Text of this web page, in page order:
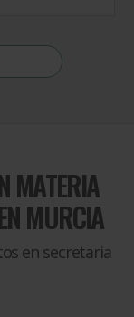
MATERIA
MURCIA
en secretaria